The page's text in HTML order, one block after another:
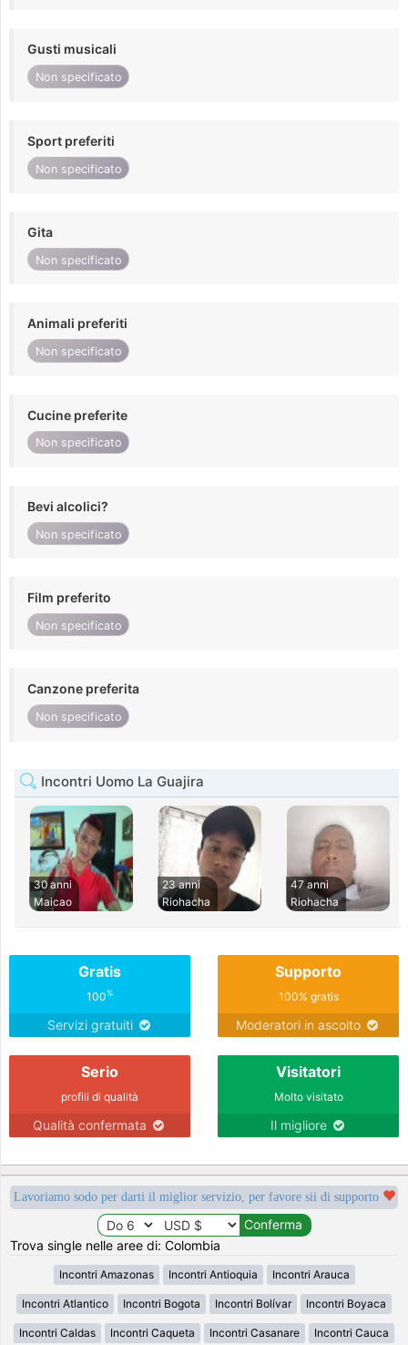
Gusti musicali
Non specificato
Sport preferiti
Non specificato
Gita
Non specificato
Animali preferiti
Non specificato
Cucine preferite
Non specificato
Bevi alcolici?
Non specificato
Film preferito
Non specificato
Canzone preferita
Non specificato
Incontri Uomo La Guajira
30 anni
Maicao
23 anni
Riohacha
47 anni
Riohacha
Gratis
100%
Servizi gratuiti
Supporto
100% gratis
Moderatori in ascolto
Serio
profili di qualità
Qualità confermata
Visitatori
Molto visitato
Il migliore
Lavoriamo sodo per darti il miglior servizio, per favore sii di supporto
Trova single nelle aree di: Colombia
Incontri Amazonas Incontri Antioquia Incontri Arauca
Incontri Atlantico Incontri Bogota Incontri Bolívar Incontri Boyaca
Incontri Caldas Incontri Caqueta Incontri Casanare Incontri Cauca